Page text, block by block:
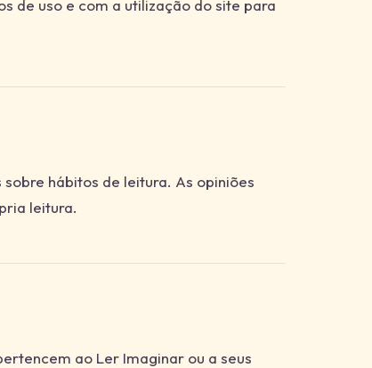
de uso e com a utilização do site para
hábitos de leitura. As opiniões
leitura.
ao Ler Imaginar ou a seus